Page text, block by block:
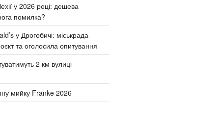
у 2026 році: дешева
помилка?
у Дрогобичі: міськрада
та оголосила опитування
2 км вулиці
мийку Franke 2026